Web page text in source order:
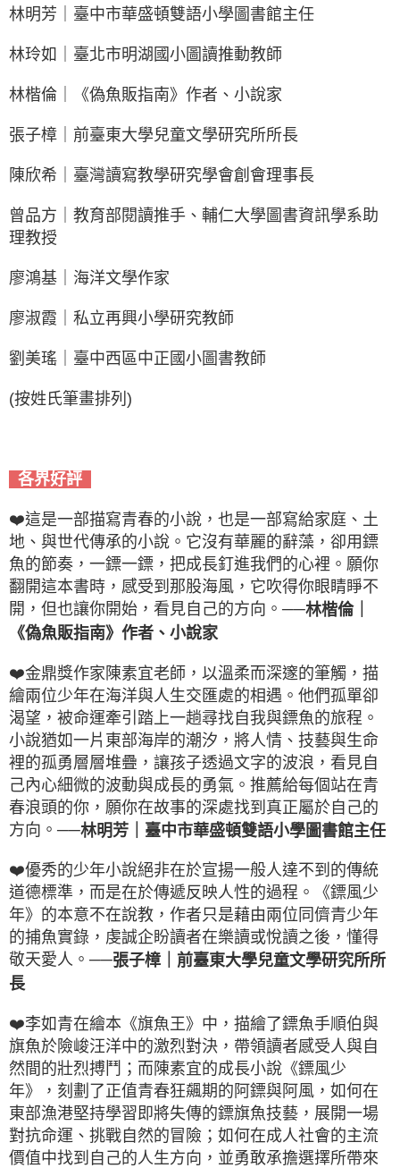
林明芳｜臺中市華盛頓雙語小學圖書館主任
林玲如｜臺北市明湖國小圖讀推動教師
林楷倫｜《偽魚販指南》作者、小說家
張子樟｜前臺東大學兒童文學研究所所長
陳欣希｜臺灣讀寫教學研究學會創會理事長
曾品方｜教育部閱讀推手、輔仁大學圖書資訊學系助
理教授
廖鴻基｜海洋文學作家
廖淑霞｜私立再興小學研究教師
劉美瑤｜臺中西區中正國小圖書教師
(按姓氏筆畫排列)
各界好評
❤️這是一部描寫青春的小說，也是一部寫給家庭、土
地、與世代傳承的小說。它沒有華麗的辭藻，卻用鏢
魚的節奏，一鏢一鏢，把成長釘進我們的心裡。願你
翻開這本書時，感受到那股海風，它吹得你眼睛睜不
開，但也讓你開始，看見自己的方向。──林楷倫｜
《偽魚販指南》作者、小說家
❤️金鼎獎作家陳素宜老師，以溫柔而深邃的筆觸，描
繪兩位少年在海洋與人生交匯處的相遇。他們孤單卻
渴望，被命運牽引踏上一趟尋找自我與鏢魚的旅程。
小說猶如一片東部海岸的潮汐，將人情、技藝與生命
裡的孤勇層層堆疊，讓孩子透過文字的波浪，看見自
己內心細微的波動與成長的勇氣。推薦給每個站在青
春浪頭的你，願你在故事的深處找到真正屬於自己的
方向。──林明芳｜臺中市華盛頓雙語小學圖書館主任
❤️優秀的少年小說絕非在於宣揚一般人達不到的傳統
道德標準，而是在於傳遞反映人性的過程。《鏢風少
年》的本意不在說教，作者只是藉由兩位同儕青少年
的捕魚實錄，虔誠企盼讀者在樂讀或悅讀之後，懂得
敬天愛人。──張子樟｜前臺東大學兒童文學研究所所
長
❤️李如青在繪本《旗魚王》中，描繪了鏢魚手順伯與
旗魚於險峻汪洋中的激烈對決，帶領讀者感受人與自
然間的壯烈搏鬥；而陳素宜的成長小說《鏢風少
年》，刻劃了正值青春狂飆期的阿鏢與阿風，如何在
東部漁港堅持學習即將失傳的鏢旗魚技藝，展開一場
對抗命運、挑戰自然的冒險；如何在成人社會的主流
價值中找到自己的人生方向，並勇敢承擔選擇所帶來